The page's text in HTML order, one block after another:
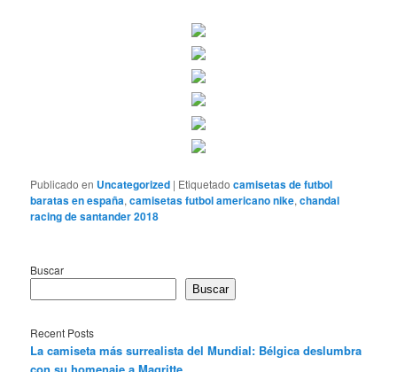
Publicado en Uncategorized | Etiquetado camisetas de futbol
baratas en españa,camisetas futbol americano nike,chandal
racing de santander 2018
Buscar
Buscar
Recent Posts
La camiseta más surrealista del Mundial: Bélgica deslumbra
con su homenaje a Magritte